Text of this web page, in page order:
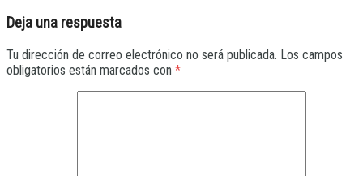
Deja una respuesta
Tu dirección de correo electrónico no será publicada. Los campos
obligatorios están marcados con *